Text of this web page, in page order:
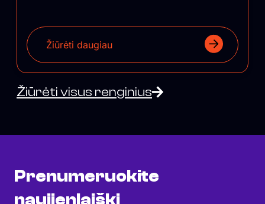
Žiūrėti daugiau
Žiūrėti visus renginius
Prenumeruokite
naujienlaiškį